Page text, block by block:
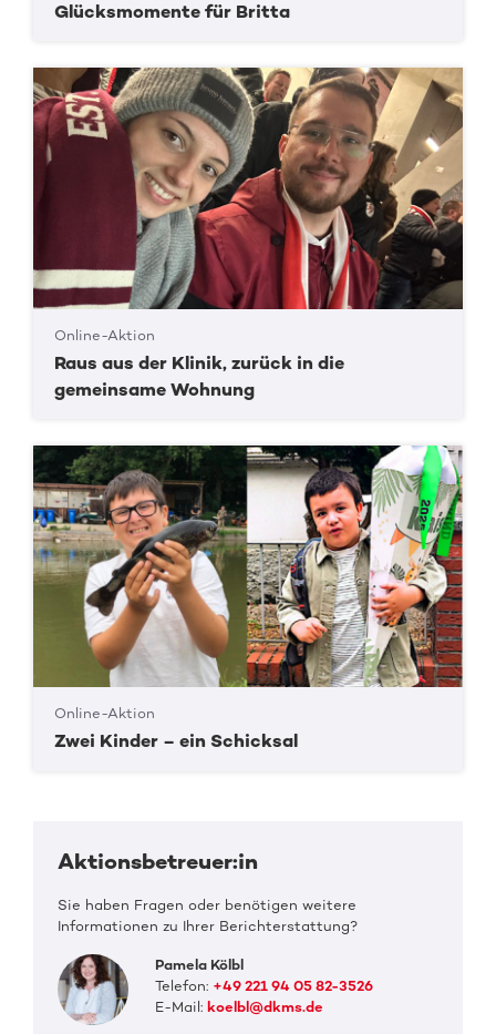
Glücksmomente für Britta
Online-Aktion
Raus aus der Klinik, zurück in die
gemeinsame Wohnung
Online-Aktion
Zwei Kinder – ein Schicksal
Aktionsbetreuer:in
Sie haben Fragen oder benötigen weitere
Informationen zu Ihrer Berichterstattung?
Pamela Kölbl
Telefon: +49 221 94 05 82-3526
E-Mail: koelbl@dkms.de